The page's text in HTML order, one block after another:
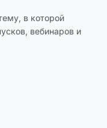
в которой
вебинаров и